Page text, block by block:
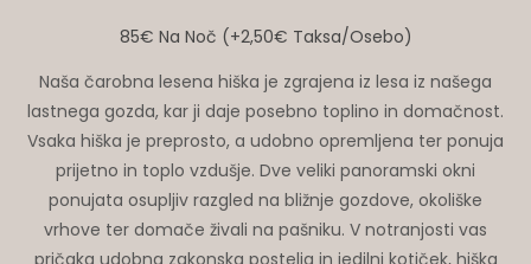
85€ Na Noč (+2,50€ Taksa/osebo)
Naša čarobna lesena hiška je zgrajena iz lesa iz našega
lastnega gozda, kar ji daje posebno toplino in domačnost.
Vsaka hiška je preprosto, a udobno opremljena ter ponuja
prijetno in toplo vzdušje. Dve veliki panoramski okni
ponujata osupljiv razgled na bližnje gozdove, okoliške
vrhove ter domače živali na pašniku. V notranjosti vas
pričaka udobna zakonska postelja in jedilni kotiček, hiška